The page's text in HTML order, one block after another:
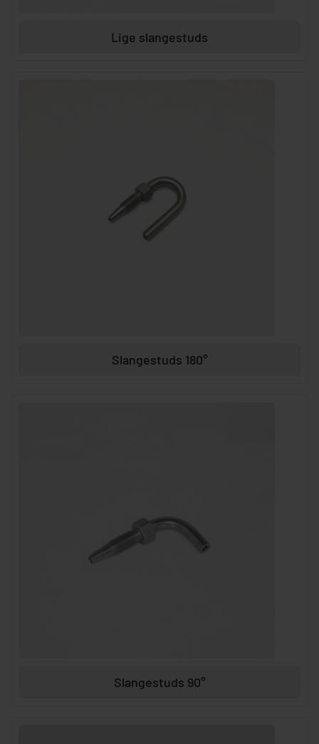
Lige slangestuds
Slangestuds 180°
Slangestuds 90°